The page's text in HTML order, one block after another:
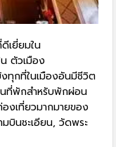
เยี่ยมใน
น ตัวเมือง
งทุกที่ในเมืองอันมีชีวิต
นที่พักสำหรับพักผ่อน
งเที่ยวมากมายของ
บินชะเอียน, วัดพระ